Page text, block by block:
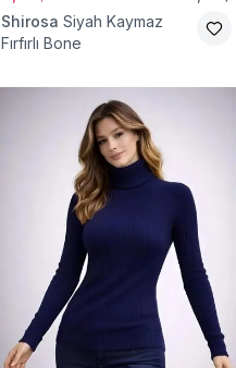
Shirosa Siyah Kaymaz
Fırfırlı Bone